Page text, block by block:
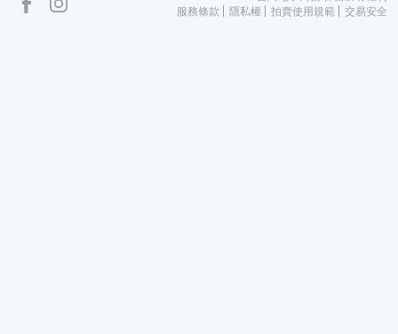
服務條款
隱私權 拍賣使用規範 交易安全